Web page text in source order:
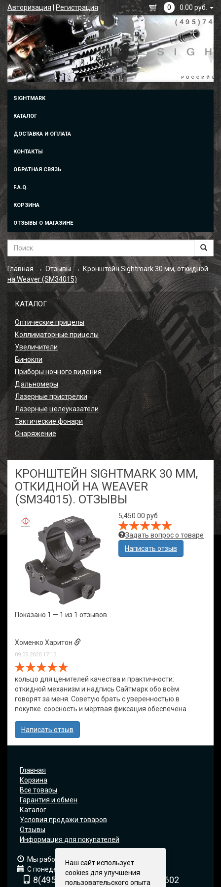
Авторизация Регистрация 0 0.00 руб.
SIGHTMARK
КАТАЛОГ
ДОСТАВКА И ОПЛАТА
КОНТАКТЫ
ОБРАТНАЯ СВЯЗЬ
F.A.Q.
КОРЗИНА
ОТЗЫВЫ О МАГАЗИНЕ
Главная → Отзывы →
Кронштейн Sightmark 30 мм, откидной
на Weaver (SM34015)
КАТАЛОГ
Оптические прицелы
Коллиматорные прицелы
Увеличители
Бинокли
Приборы ночного видения
Дальномеры
Лазерные пристрелки
Лазерные целеуказатели
Тактические фонари
Снаряжение
КРОНШТЕЙН SIGHTMARK 30 ММ,
ОТКИДНОЙ НА WEAVER
(SM34015). ОТЗЫВЫ
5,450.00 руб.
Задать вопрос о товаре
Написать отзыв
Показано 1 — 1 из 1 отзывов
Хоменко Харитон
09.05.2020 17:13
кольцо для ценителей качества и практичности:
откидной механизм и надпись Сайтмарк обо всём
говорят за меня. Советую брать с уверенностью в
покупке. соосность и мёртвая фиксация обеспечена
Написать отзыв
Главная
Корзина
Все товары
Гарантия и обмен
Каталог
Условия продажи товаров
Отзывы
Информация для покупателей
Мы работаем: 9:00 — 19:00 (МСК)
С понедельника по пятницу
8(495) 740-6680 8(903) 540-0602
Наш сайт использует
cookies для улучшения
пользовательского опыта